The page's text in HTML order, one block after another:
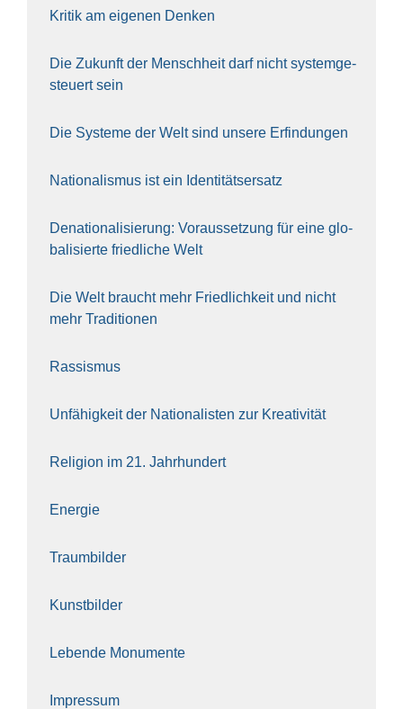
Kri­tik am eige­nen Den­ken
Die Zukunft der Mensch­heit darf nicht sys­tem­ge­
steu­ert sein
Die Sys­te­me der Welt sind unse­re Erfin­dun­gen
Natio­na­lis­mus ist ein Iden­ti­täts­er­satz
Dena­tio­na­li­sie­rung: Vor­aus­set­zung für eine glo­
ba­li­sier­te fried­li­che Welt
Die Welt braucht mehr Fried­lich­keit und nicht
mehr Tra­di­tio­nen
Ras­sis­mus
Unfä­hig­keit der Natio­na­lis­ten zur Krea­ti­vi­tät
Reli­gi­on im 21. Jahr­hun­dert
Ener­gie
Traum­bil­der
Kunst­bil­der
Leben­de Monu­men­te
Impres­sum